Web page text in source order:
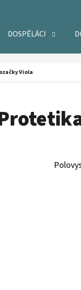
DOSPĚLÁCI
Viola